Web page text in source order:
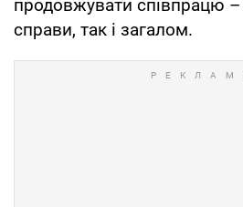
продовжувати співпрацю –
справи, так і загалом.